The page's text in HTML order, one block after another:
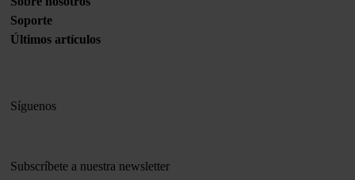
Soporte
Últimos artículos
Síguenos
Subscríbete a nuestra newsletter